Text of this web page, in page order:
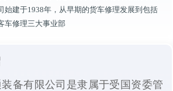
始建于1938年，从早期的货车修理发展到包括
车修理三大事业部
备有限公司是隶属于受国资委管